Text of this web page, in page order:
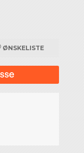
ØNSKELISTE